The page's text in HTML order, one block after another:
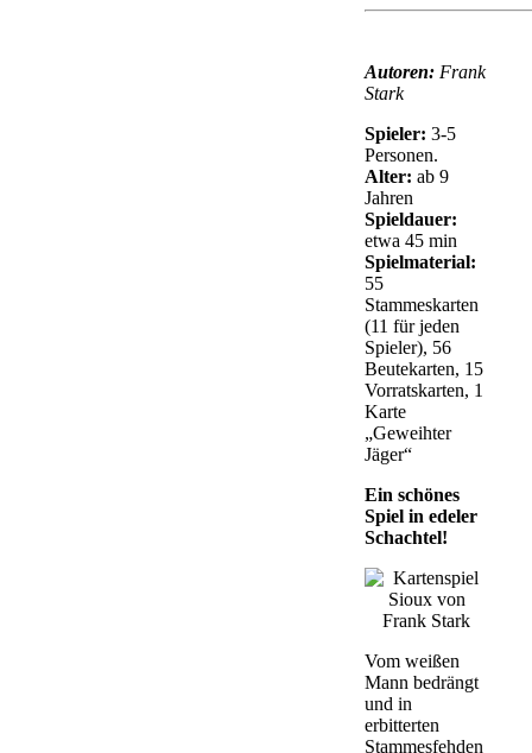
Autoren: Frank
Stark
Spieler: 3-5
Personen.
Alter: ab 9
Jahren
Spieldauer:
etwa 45 min
Spielmaterial:
55
Stammeskarten
(11 für jeden
Spieler), 56
Beutekarten, 15
Vorratskarten, 1
Karte
„Geweihter
Jäger“
Ein schönes
Spiel in edeler
Schachtel!
Vom weißen
Mann bedrängt
und in
erbitterten
Stammesfehden